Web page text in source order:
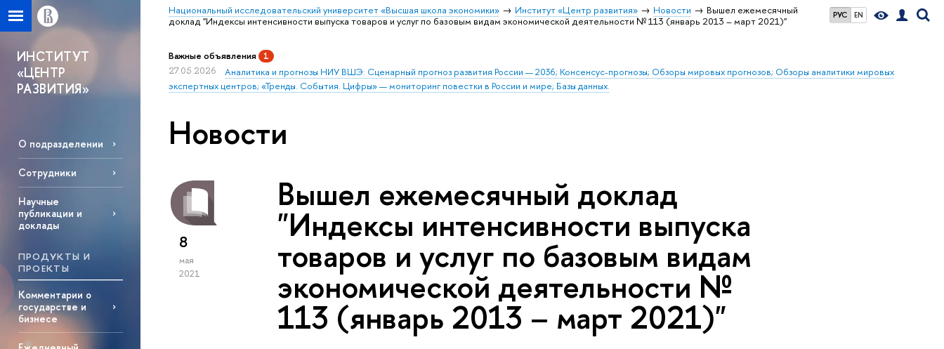
РУС EN
Национальный исследовательский университет «Высшая школа экономики» Институт «Центр развития» Новости
Вышел ежемесячный
доклад "Индексы интенсивности выпуска товаров и услуг по базовым видам экономической деятельности № 113 (январь 2013 – март 2021)"
ИНСТИТУТ
«ЦЕНТР
РАЗВИТИЯ»
О подразделении
Сотрудники
Научные
публикации и
доклады
ПРОДУКТЫ И
ПРОЕКТЫ
Комментарии о
государстве и
бизнесе
Важные объявления 1
27.05.2026
Аналитика и прогнозы НИУ ВШЭ: Сценарный прогноз развития России — 2036; Консенсус-прогнозы; Обзоры мировых прогнозов; Обзоры аналитики мировых
экспертных центров; «Тренды. События. Цифры» — мониторинг повестки в России и мире; Базы данных.
Новости
8
мая
2021
Вышел ежемесячный доклад
"Индексы интенсивности выпуска
товаров и услуг по базовым видам
экономической деятельности №
113 (январь 2013 – март 2021)"